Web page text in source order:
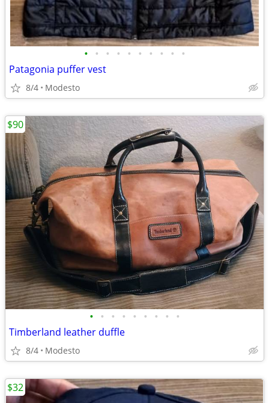
• • • • • • • • • •
Patagonia puffer vest
8/4 Modesto
• • • • • • • • •
Timberland leather duffle
8/4 Modesto
$90
$32